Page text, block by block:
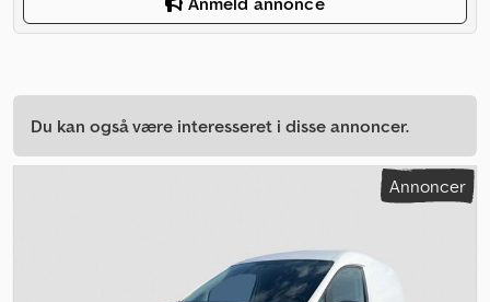
Du kan også være interesseret i disse annoncer.
Annoncer